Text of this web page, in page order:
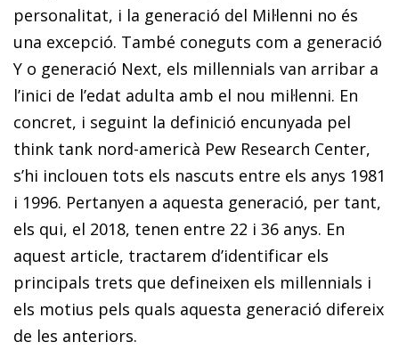
personalitat, i la generació del Mil·lenni no és
una excepció. També coneguts com a generació
Y o generació Next, els millennials van arribar a
l’inici de l’edat adulta amb el nou mil·lenni. En
concret, i seguint la definició encunyada pel
think tank nord-americà Pew Research Center,
s’hi inclouen tots els nascuts entre els anys 1981
i 1996. Pertanyen a aquesta generació, per tant,
els qui, el 2018, tenen entre 22 i 36 anys. En
aquest article, tractarem d’identificar els
principals trets que defineixen els millennials i
els motius pels quals aquesta generació difereix
de les anteriors.